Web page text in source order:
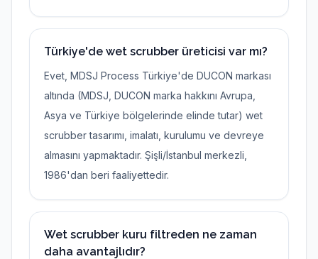
Türkiye'de wet scrubber üreticisi var mı?
Evet, MDSJ Process Türkiye'de DUCON markası
altında (MDSJ, DUCON marka hakkını Avrupa,
Asya ve Türkiye bölgelerinde elinde tutar) wet
scrubber tasarımı, imalatı, kurulumu ve devreye
almasını yapmaktadır. Şişli/İstanbul merkezli,
1986'dan beri faaliyettedir.
Wet scrubber kuru filtreden ne zaman
daha avantajlıdır?